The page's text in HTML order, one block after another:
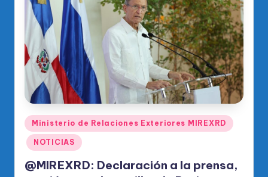
di
c
o
O
fi
ci
al
d
Publicado
en
Ministerio de Relaciones Exteriores MIREXRD
NOTICIAS
@MIREXRD: Declaración a la prensa,